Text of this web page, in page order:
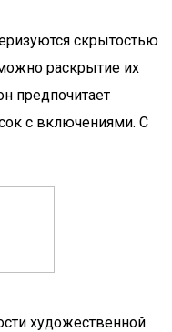
скрытостью
раскрытие их
предпочитает
с включениями. С
художественной